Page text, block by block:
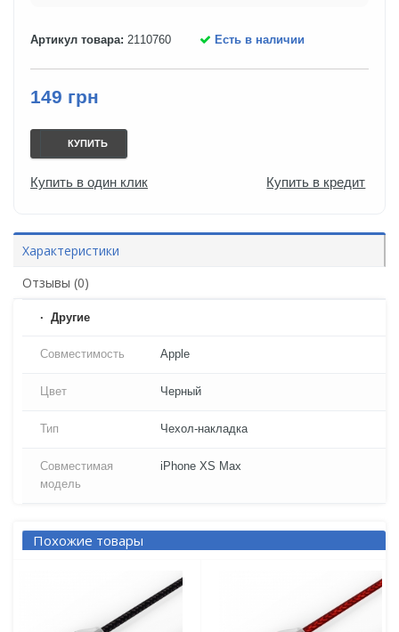
Артикул товара: 2110760 Есть в наличии
149 грн
КУПИТЬ
Купить в один клик Купить в кредит
Характеристики
Отзывы (0)
Другие
Совместимость Apple
Цвет Черный
Тип Чехол-накладка
Совместимая
модель
iPhone XS Max
Похожие товары